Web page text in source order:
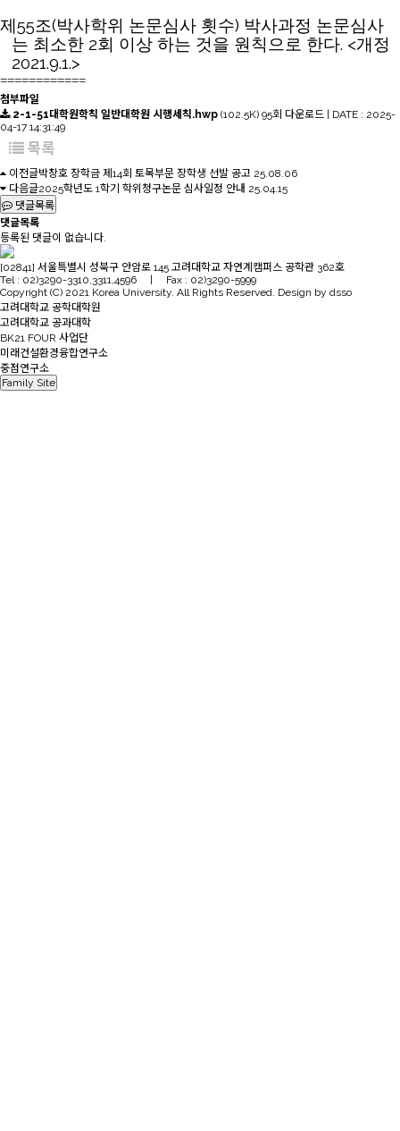
제 55조(박사학위 논문심사 횟수) 박사과정 논문심사
는 최소한 2회 이상 하는 것을 원칙으로 한다. <개정
2021.9.1.>
============
첨부파일
2-1-51대학원학칙 일반대학원 시행세칙.hwp (102.5K) 95회 다운로드 | DATE : 2025-
04-17 14:31:49
목록
이전글박창호 장학금 제14회 토목부문 장학생 선발 공고 25.08.06
다음글2025학년도 1학기 학위청구논문 심사일정 안내 25.04.15
댓글목록
댓글목록
등록된 댓글이 없습니다.
[02841] 서울특별시 성북구 안암로 145 고려대학교 자연계캠퍼스 공학관 362호
Tel : 02)3290-3310,3311,4596 | Fax : 02)3290-5999
Copyright (C) 2021 Korea University. All Rights Reserved. Design by dsso
고려대학교 공학대학원
고려대학교 공과대학
BK21 FOUR 사업단
미래건설환경융합연구소
중점연구소
Family Site